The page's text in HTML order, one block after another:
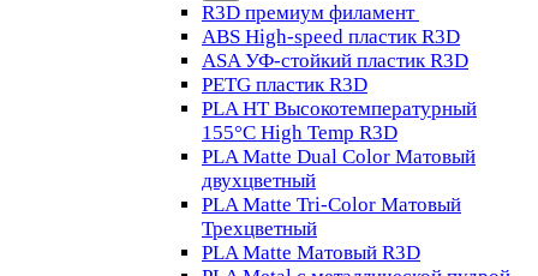
R3D премиум филамент
ABS High-speed пластик R3D
ASA УФ-стойкий пластик R3D
PETG пластик R3D
PLA HT Высокотемпературный
155°C High Temp R3D
PLA Matte Dual Color Матовый
двухцветный
PLA Matte Tri-Color Матовый
Трехцветный
PLA Matte Матовый R3D